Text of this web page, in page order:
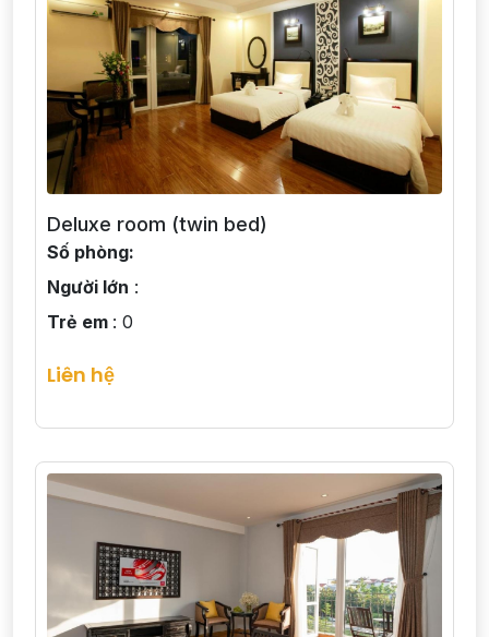
Deluxe room (twin bed)
Số phòng:
Người lớn :
Trẻ em : 0
Liên hệ